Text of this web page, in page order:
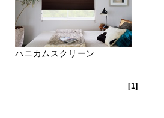
ハニカムスクリーン
[1]